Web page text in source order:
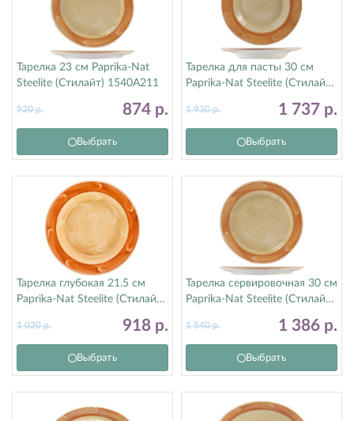
Тарелка 23 см Paprika-Nat
Steelite (Стилайт) 1540A211
874 р.
920р.
Выбрать
Тарелка для пасты 30 см
Paprika-Nat Steelite (Стилайт)
1 737 р.
1 930р.
Выбрать
Тарелка глубокая 21.5 см
Paprika-Nat Steelite (Стилайт)
918 р.
1 020р.
Выбрать
Тарелка сервировочная 30 см
Paprika-Nat Steelite (Стилайт)
1 386 р.
1 540р.
Выбрать